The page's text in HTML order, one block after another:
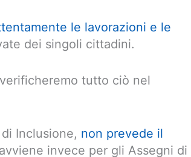
le lavorazioni e le
dei singoli cittadini.
tutto ciò nel
Inclusione, non prevede il
invece per gli Assegni di